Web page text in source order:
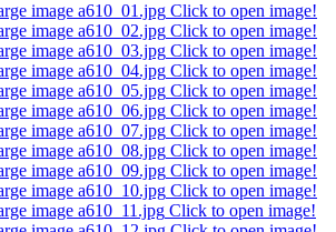
Click to open image!
Click to open image!
Click to open image!
Click to open image!
Click to open image!
Click to open image!
Click to open image!
Click to open image!
Click to open image!
Click to open image!
Click to open image!